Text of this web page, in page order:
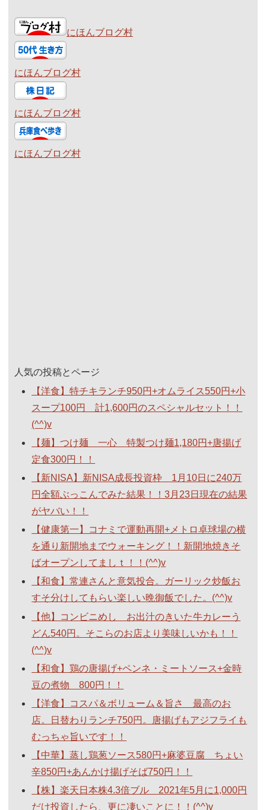
にほんブログ村
にほんブログ村
にほんブログ村
にほんブログ村
人気の投稿とページ
【洋食】特チキランチ950円+オムライス550円+小
スープ100円 計1,600円のスペシャルセット！！
(^^)v
【麺】つけ麺 一心 特製つけ麺1,180円+唐揚げ
定食300円！！
【新NISA】新NISA成長投資枠 1月10日に240万
円全額ぶっこんでみた結果！！3月23日現在の結果
がヤバい！！
【健康第一】コナミで運動再開+メトロ卓球場の横
を通り新開地までウォーキング！！新開地焼きそ
ばオープンしてましｔ！！(^^)v
【和食】常連さんと意気投合。ガーリック炒飯お
すそ分けしてもらい楽しい晩御飯でした。(^^)v
【他】コンビニめし お出汁のきいた牛カレーう
どん540円。そこらのお店より美味しいかも！！
(^^)v
【和食】鶏の唐揚げ+ペンネ・ミートソース+金時
豆の煮物 800円！！
【洋食】コスパ＆ボリューム＆旨さ 最高のお
店。日替わりランチ750円。唐揚げもアジフライも
むっちゃ旨いです！！
【中華】蒸し鶏葱ソース580円+麻婆豆腐 ちょい
辛850円+あんかけ揚げそば750円！！
【株】楽天日本株4.3倍ブル 2021年5月に1,000円
だけ投資したら、更に凄いことに！！(^^)v